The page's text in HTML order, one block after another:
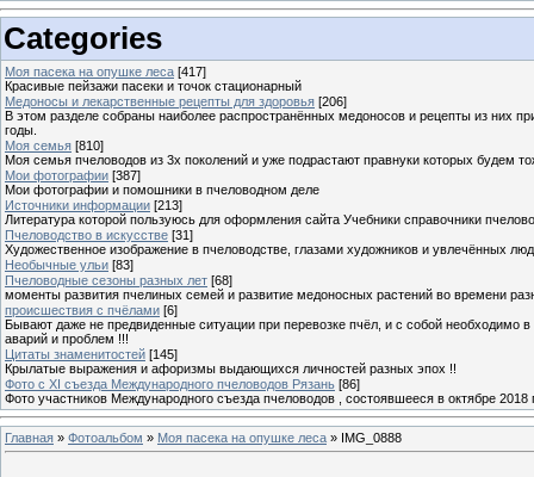
Categories
Моя пасека на опушке леса [417]
Красивые пейзажи пасеки и точок стационарный
Медоносы и лекарственные рецепты для здоровья [206]
В этом разделе собраны наиболее распространённых медоносов и рецепты из них
годы.
Моя семья [810]
Моя семья пчеловодов из 3х поколений и уже подрастают правнуки которых будем
Мои фотографии [387]
Мои фотографии и помошники в пчеловодном деле
Источники информации [213]
Литература которой пользуюсь для оформления сайта Учебники справочники
Пчеловодство в искусстве [31]
Художественное изображение в пчеловодстве, глазами художников и увлечённых
Необычные ульи [83]
Пчеловодные сезоны разных лет [68]
моменты развития пчелиных семей и развитие медоносных растений во времени
происшествия с пчёлами [6]
Бывают даже не предвиденные ситуации при перевозке пчёл, и с собой необходимо
аварий и проблем !!!
Цитаты знаменитостей [145]
Крылатые выражения и афоризмы выдающихся личностей разных эпох !!
Фото с XI съезда Международного пчеловодов Рязань [86]
Фото участников Международного съезда пчеловодов , состоявшееся в октябре 2018
Главная » Фотоальбом » Моя пасека на опушке леса » IMG_0888